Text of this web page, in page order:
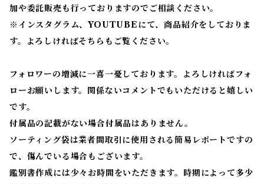
加や委託販売も行っておりますのでご相談ください。
※ インスタグラム、YOUTUBEにて、商品紹介をしておりま
す。よろしければそちらもご覧ください。
フォロワーの増減に一喜一憂しております。よろしければフォ
ローお願いします。関係ないコメントでもいただけると嬉しい
です。
付属品の記載がない場合付属品はありません。
ソーティング袋は業者間取引に使用される簡易レポートですの
で、傷んでいる場合もございます。
鑑別書作成には少々お時間をいただきます。時期によって多少